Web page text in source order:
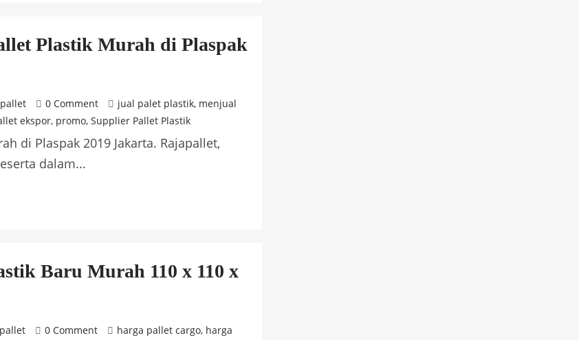
Plastik Murah di Plaspak
0 Comment jual palet plastik, menjual
ekspor, promo,Supplier Pallet Plastik
di Plaspak 2019 Jakarta. Rajapallet,
dalam...
Baru Murah 110 x 110 x
0 Comment harga pallet cargo, harga